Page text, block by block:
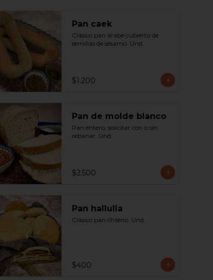
Pan caek
Clásico pan árabe cubierto de
semillas de sésamo. Und.
$1.200
Pan de molde blanco
Pan entero, solicitar con o sin
rebanar. Und.
$2.500
Pan hallulla
Clásico pan chileno. Und.
$400